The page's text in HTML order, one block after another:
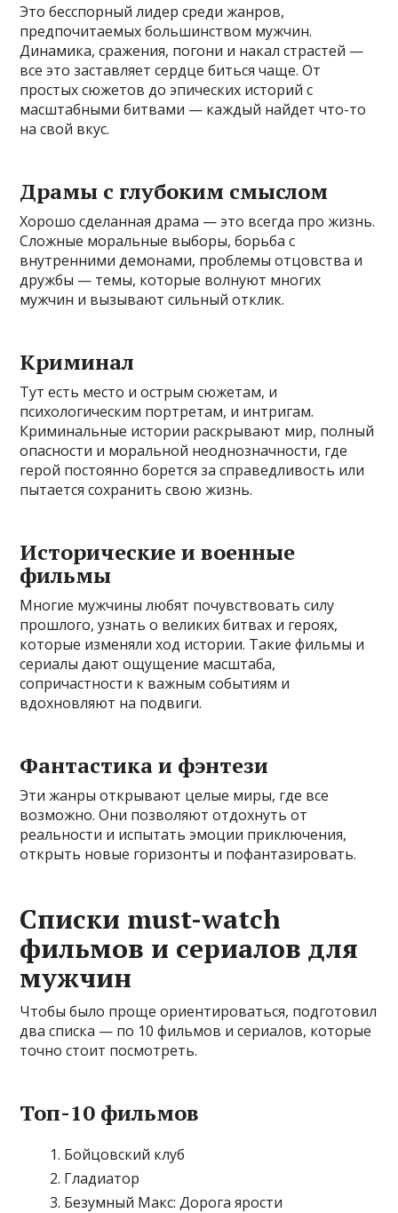
Это бесспорный лидер среди жанров,
предпочитаемых большинством мужчин.
Динамика, сражения, погони и накал страстей —
все это заставляет сердце биться чаще. От
простых сюжетов до эпических историй с
масштабными битвами — каждый найдет что-то
на свой вкус.
Драмы с глубоким смыслом
Хорошо сделанная драма — это всегда про жизнь.
Сложные моральные выборы, борьба с
внутренними демонами, проблемы отцовства и
дружбы — темы, которые волнуют многих
мужчин и вызывают сильный отклик.
Криминал
Тут есть место и острым сюжетам, и
психологическим портретам, и интригам.
Криминальные истории раскрывают мир, полный
опасности и моральной неоднозначности, где
герой постоянно борется за справедливость или
пытается сохранить свою жизнь.
Исторические и военные
фильмы
Многие мужчины любят почувствовать силу
прошлого, узнать о великих битвах и героях,
которые изменяли ход истории. Такие фильмы и
сериалы дают ощущение масштаба,
сопричастности к важным событиям и
вдохновляют на подвиги.
Фантастика и фэнтези
Эти жанры открывают целые миры, где все
возможно. Они позволяют отдохнуть от
реальности и испытать эмоции приключения,
открыть новые горизонты и пофантазировать.
Списки must-watch
фильмов и сериалов для
мужчин
Чтобы было проще ориентироваться, подготовил
два списка — по 10 фильмов и сериалов, которые
точно стоит посмотреть.
Топ-10 фильмов
Бойцовский клуб
Гладиатор
Безумный Макс: Дорога ярости